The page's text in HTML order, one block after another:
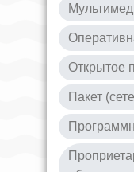
Открытое
Пакет